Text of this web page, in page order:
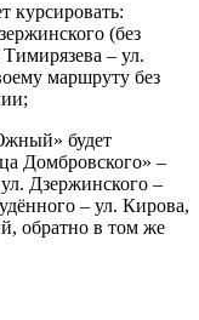
(без
– ул.
маршруту без
будет
Домбровского» –
Дзержинского –
– ул. Кирова,
обратно в том же